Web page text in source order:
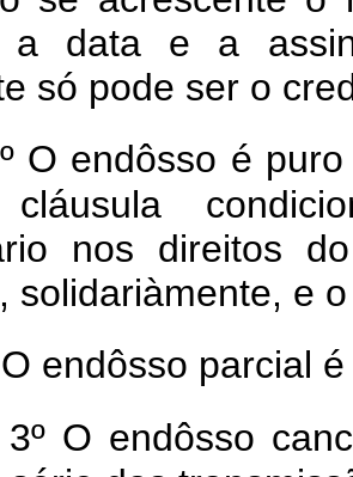
a data e a
só pode ser o
O endôsso é
cláusula
nos direitos
solidariàmente, e
endôsso parcial
O endôsso